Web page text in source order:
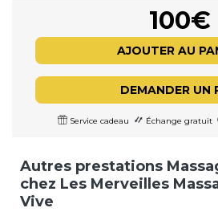
100€
AJOUTER AU
DEMANDER UN
Service cadeau Échange gratuit
Autres prestations
chez Les Merveilles
Vive